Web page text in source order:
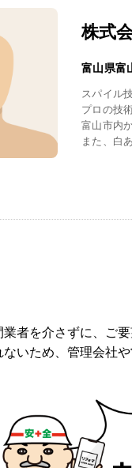
株式
富山県富
スパイル
プロの技
富山市内
また、白
業者を介さずに、ご
ないため、管理会社